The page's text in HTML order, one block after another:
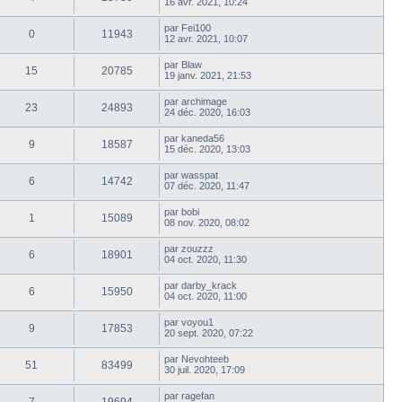
0 11943 par Fei100
12 avr. 2021, 10:07
15 20785 par Blaw
19 janv. 2021, 21:53
23 24893 par archimage
24 déc. 2020, 16:03
9 18587 par kaneda56
15 déc. 2020, 13:03
6 14742 par wasspat
07 déc. 2020, 11:47
1 15089 par bobi
08 nov. 2020, 08:02
6 18901 par zouzzz
04 oct. 2020, 11:30
6 15950 par darby_krack
04 oct. 2020, 11:00
9 17853 par voyou1
20 sept. 2020, 07:22
51 83499 par Nevohteeb
30 juil. 2020, 17:09
par ragefan